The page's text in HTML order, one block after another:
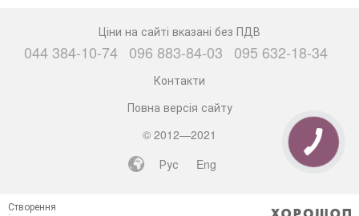
Ціни на сайті вказані без ПДВ
044 384-10-74 096 883-84-03 095 632-18-34
Контакти
Повна версія сайту
© 2012—2021
Рус
Eng
Створення